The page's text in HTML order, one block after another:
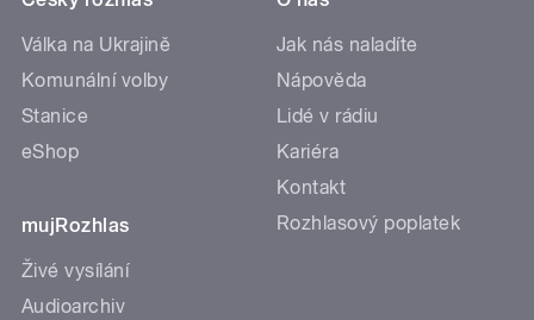
Válka na Ukrajině
Komunální volby
Stanice
eShop
mujRozhlas
Živé vysílání
Audioarchiv
Jak nás naladíte
Nápověda
Lidé v rádiu
Kariéra
Kontakt
Rozhlasový poplatek